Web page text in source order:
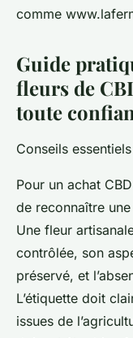
comme
Guide
fleurs de
toute
Conseils
Pour un achat
de reconnaître
Une fleur
contrôlée, son
préservé, et
L’étiquette doit
issues de